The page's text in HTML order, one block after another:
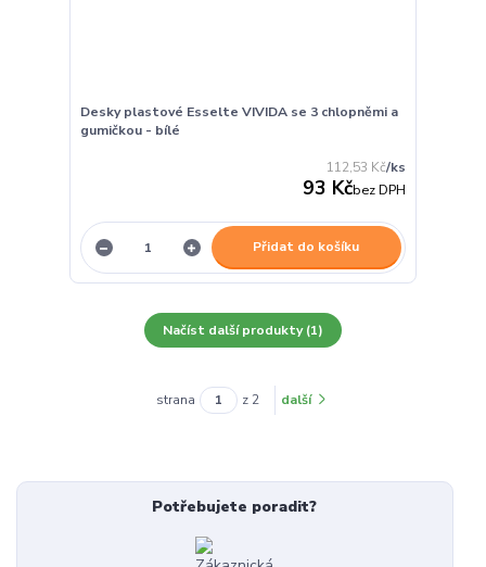
Desky plastové Esselte VIVIDA se 3 chlopněmi a
gumičkou - bílé
112,53 Kč/ks
93 Kčbez DPH
Přidat do košíku
Načíst další produkty (1)
strana z 2 další
Potřebujete poradit?